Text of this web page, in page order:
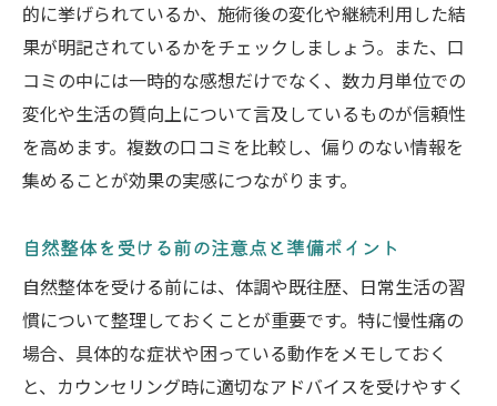
的に挙げられているか、施術後の変化や継続利用した結
果が明記されているかをチェックしましょう。また、口
コミの中には一時的な感想だけでなく、数カ月単位での
変化や生活の質向上について言及しているものが信頼性
を高めます。複数の口コミを比較し、偏りのない情報を
集めることが効果の実感につながります。
自然整体を受ける前の注意点と準備ポイント
自然整体を受ける前には、体調や既往歴、日常生活の習
慣について整理しておくことが重要です。特に慢性痛の
場合、具体的な症状や困っている動作をメモしておく
と、カウンセリング時に適切なアドバイスを受けやすく